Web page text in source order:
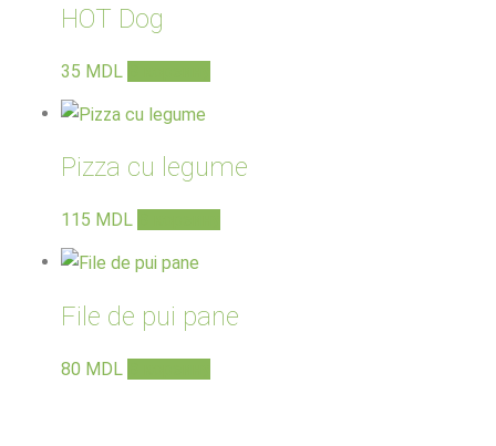
HOT Dog
35 MDL
Pizza cu legume
115 MDL
File de pui pane
80 MDL